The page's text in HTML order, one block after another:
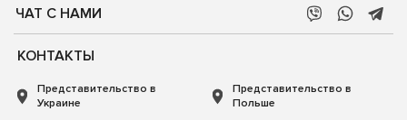
ЧАТ С НАМИ
КОНТАКТЫ
Представительство в
Украине
Представительство в
Польше